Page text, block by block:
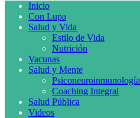
Inicio
Con Lupa
Salud y Vida
Estilo de Vida
Nutrición
Vacunas
Salud y Mente
Psiconeuroinmunología
Coaching Integral
Salud Pública
Videos